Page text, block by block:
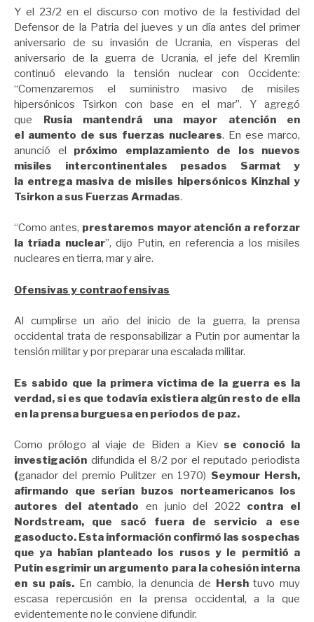
Y el 23/2 en el discurso con motivo de la festividad del
Defensor de la Patria del jueves y un día antes del primer
aniversario de su invasión de Ucrania, en vísperas del
aniversario de la guerra de Ucrania, el jefe del Kremlin
continuó elevando la tensión nuclear con Occidente:
“Comenzaremos el suministro masivo de misiles
hipersónicos Tsirkon con base en el mar”. Y agregó
que Rusia mantendrá una mayor atención en
el aumento de sus fuerzas nucleares. En ese marco,
anunció el próximo
emplazamiento de los nuevos
misiles intercontinentales pesados Sarmat y
la entrega masiva de misiles hipersónicos Kinzhal y
Tsirkon a sus Fuerzas Armadas.
“Como antes, prestaremos mayor atención a reforzar
la tríada nuclear”, dijo Putin, en referencia a los misiles
nucleares en tierra, mar y aire.
Ofensivas y contraofensivas
Al cumplirse un año del inicio de la guerra, la prensa
occidental trata de responsabilizar a Putin por aumentar la
tensión militar y por preparar una escalada militar.
Es sabido que la primera víctima de la guerra es la
verdad, si es que todavía existiera algún resto de ella
en la prensa burguesa en períodos de paz.
Como prólogo al viaje de Biden a Kievse conoció la
investigación difundida el 8/2 por el reputado periodista
(ganador del premio Pulitzer en 1970) Seymour Hersh,
afirmando que serían buzos norteamericanos los
autores del atentado en junio del 2022 contra el
Nordstream, que sacó fuera de servicio a ese
gasoducto. Esta información confirmó las sospechas
que ya habían planteado los rusos y le permitió a
Putin esgrimir un argumento para la cohesión interna
en su país. En cambio, la denuncia de Hershtuvo muy
escasa repercusión en la prensa occidental, a la que
evidentemente no le conviene difundir.